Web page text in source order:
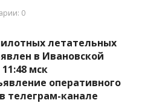
0
летательных
в Ивановской
мск
оперативного
телеграм-канале